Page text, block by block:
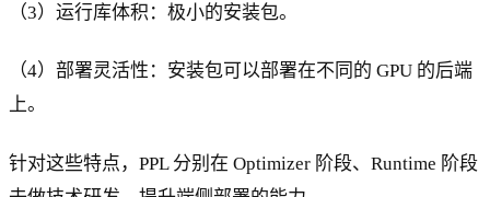
（3）运行库体积：极小的安装包。
（4）部署灵活性：安装包可以部署在不同的 GPU 的后端
上。
针对这些特点，PPL 分别在 Optimizer 阶段、Runtime 阶段